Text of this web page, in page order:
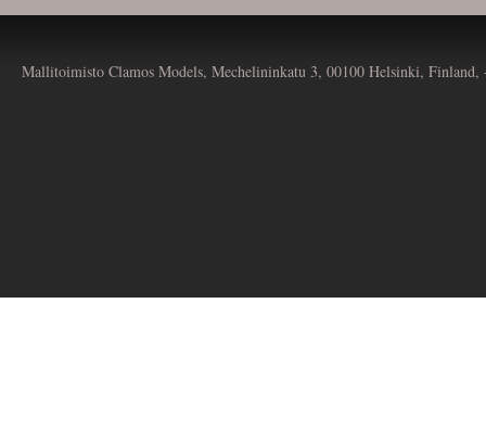
Mallitoimisto Clamos Models, Mechelininkatu 3, 00100 Helsinki,